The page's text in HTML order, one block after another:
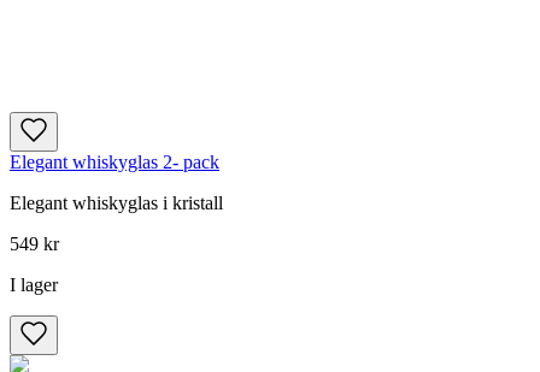
Elegant whiskyglas 2- pack
Elegant whiskyglas i kristall
549 kr
I lager